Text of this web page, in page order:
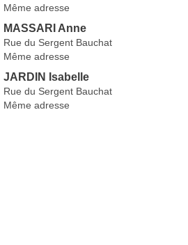
Même adresse
MASSARI Anne
Rue du Sergent Bauchat
Même adresse
JARDIN Isabelle
Rue du Sergent Bauchat
Même adresse